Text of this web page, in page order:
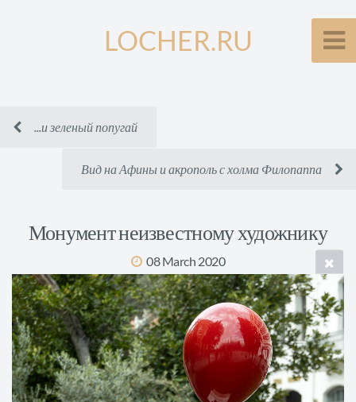
LOCHER.RU
...и зеленый попугай
Вид на Афины и акрополь с холма Филопаппа
Монумент неизвестному художнику
08 March 2020